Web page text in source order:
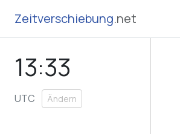
Zeitverschiebung.net
13:33
UTC Ändern